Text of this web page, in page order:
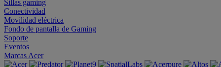
Sillas gaming
Conectividad
Movilidad eléctrica
Fondo de pantalla de Gaming
Soporte
Eventos
Marcas Acer